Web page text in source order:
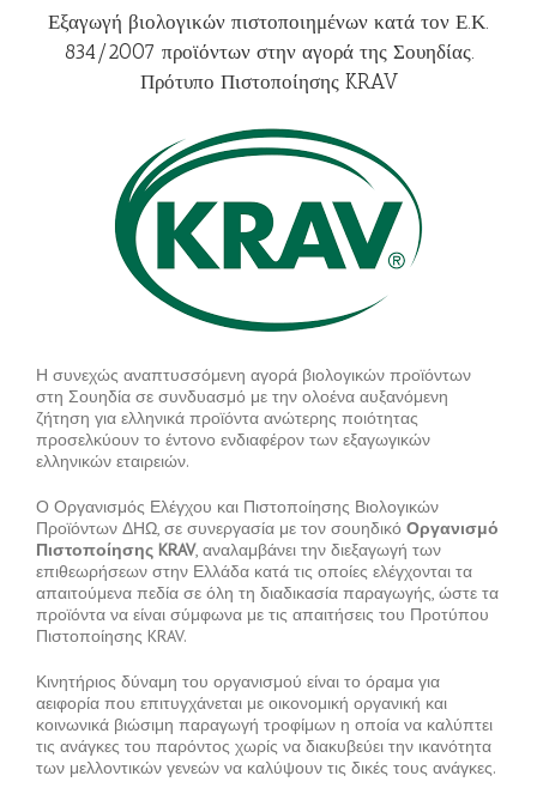
Εξαγωγή βιολογικών πιστοποιημένων κατά τον Ε.Κ.
834/2007 προϊόντων στην αγορά της Σουηδίας.
Πρότυπο Πιστοποίησης KRAV
Η συνεχώς αναπτυσσόμενη αγορά βιολογικών προϊόντων
στη Σουηδία σε συνδυασμό με την ολοένα αυξανόμενη
ζήτηση για ελληνικά προϊόντα ανώτερης ποιότητας
προσελκύουν το έντονο ενδιαφέρον των εξαγωγικών
ελληνικών εταιρειών.
Ο Οργανισμός Ελέγχου και Πιστοποίησης Βιολογικών
Προϊόντων ΔΗΩ, σε συνεργασία με τον σουηδικό Οργανισμό
Πιστοποίησης KRAV, αναλαμβάνει την διεξαγωγή των
επιθεωρήσεων στην Ελλάδα κατά τις οποίες ελέγχονται τα
απαιτούμενα πεδία σε όλη τη διαδικασία παραγωγής, ώστε τα
προϊόντα να είναι σύμφωνα με τις απαιτήσεις του Προτύπου
Πιστοποίησης KRAV.
Κινητήριος δύναμη του οργανισμού είναι το όραμα για
αειφορία που επιτυγχάνεται με οικονομική οργανική και
κοινωνικά βιώσιμη παραγωγή τροφίμων η οποία να καλύπτει
τις ανάγκες του παρόντος χωρίς να διακυβεύει την ικανότητα
των μελλοντικών γενεών να καλύψουν τις δικές τους ανάγκες.